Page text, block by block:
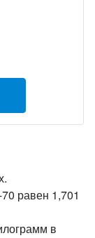
равен 1,701
в